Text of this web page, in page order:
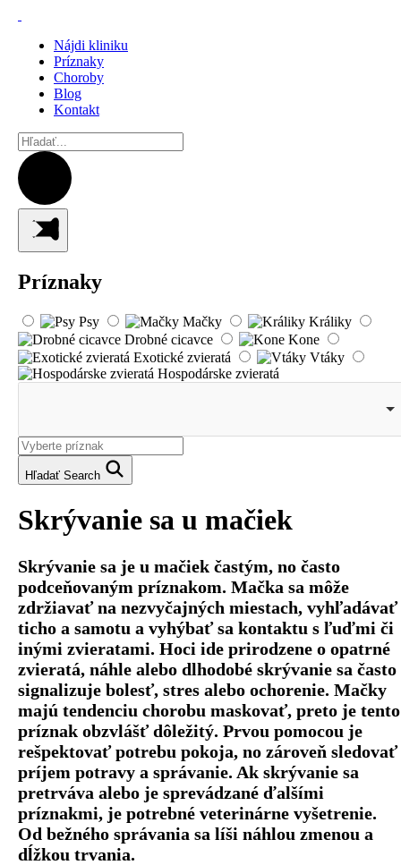
Nájdi kliniku
Príznaky
Choroby
Blog
Kontakt
Príznaky
Psy Mačky
Králiky
Drobné cicavce
Kone
Exotické zvieratá
Vtáky
Hospodárske zvieratá
Hľadať Search
Skrývanie sa u mačiek
Skrývanie sa je u mačiek častým, no často
podceňovaným príznakom. Mačka sa môže
zdržiavať na nezvyčajných miestach, vyhľadávať
ticho a samotu a vyhýbať sa kontaktu s ľuďmi či
inými zvieratami. Hoci ide prirodzene o opatrné
zvieratá, náhle alebo dlhodobé skrývanie sa často
signalizuje bolesť, stres alebo ochorenie. Mačky
majú tendenciu chorobu maskovať, preto je tento
príznak obzvlášť dôležitý. Prvou pomocou je
rešpektovať potrebu pokoja, no zároveň sledovať
príjem potravy a správanie. Ak skrývanie sa
pretrváva alebo je sprevádzané ďalšími
príznakmi, je potrebné veterinárne vyšetrenie.
Od bežného správania sa líši náhlou zmenou a
dĺžkou trvania.